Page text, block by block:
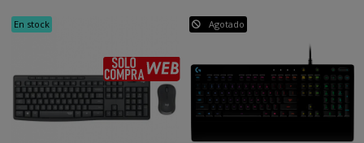
En stock
SÓLO COMPRA WEB
Agotado